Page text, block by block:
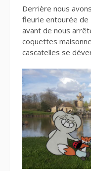
Derrière nous
fleurie entourée de
avant de nous
coquettes
cascatelles se